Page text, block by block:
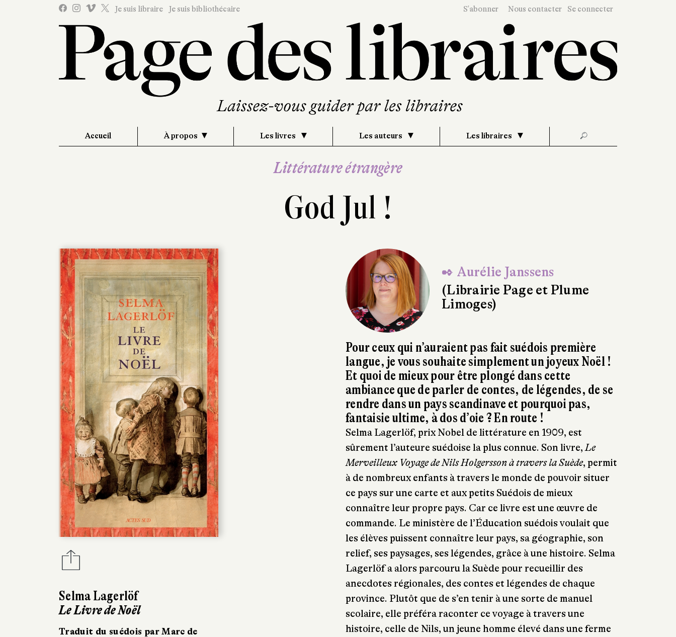
Je suis libraire Je suis bibliothécaire S'abonner Nous contacter Se connecter
Accueil À propos Les livres Les auteurs Les libraires 🔎
Littérature étrangère
God Jul !
Selma Lagerlöf
Le Livre de Noël
Traduit du suédois par Marc de
✒ Aurélie Janssens
(Librairie Page et Plume
Limoges)
Pour ceux qui n’auraient pas fait suédois première
langue, je vous souhaite simplement un joyeux Noël !
Et quoi de mieux pour être plongé dans cette
ambiance que de parler de contes, de légendes, de se
rendre dans un pays scandinave et pourquoi pas,
fantaisie ultime, à dos d’oie ? En route !
Selma Lagerlöf, prix Nobel de littérature en 1909, est
sûrement l’auteure suédoise la plus connue. Son livre,Le
Merveilleux Voyage de Nils Holgersson à travers la Suède, permit
à de nombreux enfants à travers le monde de pouvoir situer
ce pays sur une carte et aux petits Suédois de mieux
connaître leur propre pays. Car ce livre est une œuvre de
commande. Le ministère de l’Éducation suédois voulait que
les élèves puissent connaître leur pays, sa géographie, son
relief, ses paysages, ses légendes, grâce à une histoire. Selma
Lagerlöf a alors parcouru la Suède pour recueillir des
anecdotes régionales, des contes et légendes de chaque
province. Plutôt que de s’en tenir à une sorte de manuel
scolaire, elle préféra raconter ce voyage à travers une
histoire, celle de Nils, un jeune homme élevé dans une ferme